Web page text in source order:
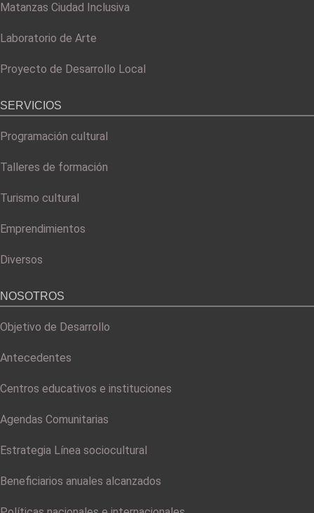
Matanzas Ciudad Inclusiva
Laboratorio de Arte
Proyecto de Desarrollo Local
SERVICIOS
Programación cultural
Talleres de formación
Turismo cultural
Emprendimientos
Diversos
NOSOTROS
Objetivo de Desarrollo
Antecedentes
Centros educativos e instituciones
Agendas Comunitarias
Estrategia Línea sociocultural
Beneficiarios anuales alcanzados